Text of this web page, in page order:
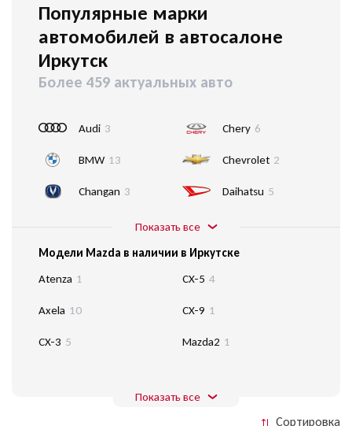
Популярные марки
автомобилей в автосалоне
Иркутск
Более 459 актуальных авто
Audi 3
BMW 13
Changan 3
Chery 6
Chevrolet 2
Daihatsu 5
Показать все
Модели Mazda в наличии в Иркутске
Atenza 1
Axela 10
CX-3 5
CX-5 4
CX-9 1
Mazda2 1
Показать все
Сортировка